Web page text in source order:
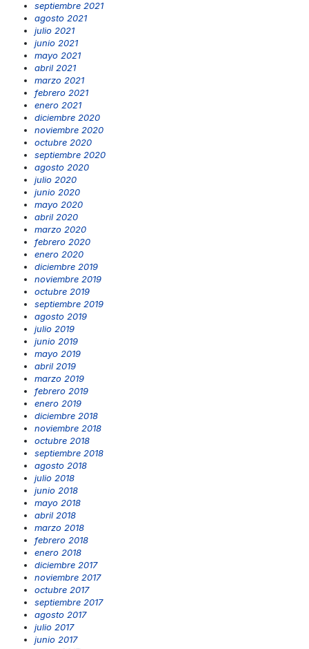
septiembre 2021
agosto 2021
julio 2021
junio 2021
mayo 2021
abril 2021
marzo 2021
febrero 2021
enero 2021
diciembre 2020
noviembre 2020
octubre 2020
septiembre 2020
agosto 2020
julio 2020
junio 2020
mayo 2020
abril 2020
marzo 2020
febrero 2020
enero 2020
diciembre 2019
noviembre 2019
octubre 2019
septiembre 2019
agosto 2019
julio 2019
junio 2019
mayo 2019
abril 2019
marzo 2019
febrero 2019
enero 2019
diciembre 2018
noviembre 2018
octubre 2018
septiembre 2018
agosto 2018
julio 2018
junio 2018
mayo 2018
abril 2018
marzo 2018
febrero 2018
enero 2018
diciembre 2017
noviembre 2017
octubre 2017
septiembre 2017
agosto 2017
julio 2017
junio 2017